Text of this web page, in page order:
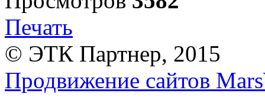
Печать
© ЭТК Партнер, 2015
Продвижение сайтов